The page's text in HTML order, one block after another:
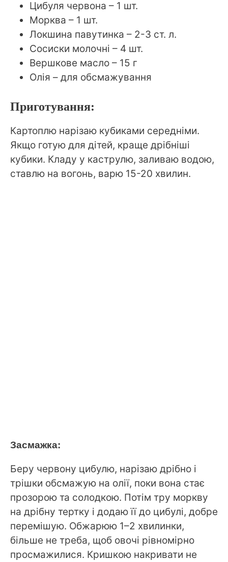
Цибуля червона – 1 шт.
Морква – 1 шт.
Локшина павутинка – 2-3 ст. л.
Сосиски молочні – 4 шт.
Вершкове масло – 15 г
Олія – для обсмажування
Приготування:
Картоплю нарізаю кубиками середніми.
Якщо готую для дітей, краще дрібніші
кубики. Кладу у каструлю, заливаю водою,
ставлю на вогонь, варю 15-20 хвилин.
Засмажка:
Беру червону цибулю, нарізаю дрібно і
трішки обсмажую на олії, поки вона стає
прозорою та солодкою. Потім тру моркву
на дрібну тертку і додаю її до цибулі, добре
перемішую. Обжарюю 1–2 хвилинки,
більше не треба, щоб овочі рівномірно
просмажилися. Кришкою накривати не